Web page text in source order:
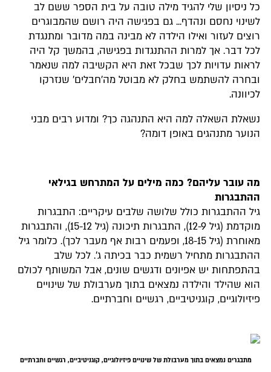
כל ניסיון שלי להגיד מילה טובה על בית הספר ששם לב
לשינוי נחסם ונהדף... גם בפגישה היה רושם שהמבוגרים
רוצים לעזור ואילו הילדה לא מבינה במה מדובר ומתנגדת
לכל דבר. אך למרות ההתנגדות בפגישה, בהמשך קל היה
לראות עדויות לכך שבכל זאת היא הקשיבה למה שנאמר
ובחרה להשתמש בחלק לא מבוטל מה'חבלים' שנזרקו
לכיוונה.
נשאלת השאלה למה היא התנהגה כך? ומדוע רבים מבני
הנוער מתנהגים באופן דומה?
מה עובר עליהם? כמה מילים על המתרחש בגילאי
ההתבגרות
גיל ההתבגרות כולל שלושה שלבים עיקריים: התבגרות
מוקדמת (גיל 12-9), התבגרות תיכונה (גיל 15-12), והתבגרות
מאוחרת (גיל 18-15, ופעמים רבות אף מעבר לכך). כלומר גיל
ההתבגרות מתחיל רשמית כבר בכיתה ג'. לכל שלב
בהתפתחות יש אפיונים ודגשים שונים, אבל המשותף לכולם
הוא שהילד והילדה נמצאים בתוך מערבולת של שינויים
פיזיולוגיים, קוגניטיביים, רגשיים וחברתיים.
מתבגרים נמצאים בתוך מערבולת של שינויים פיזיולוגיים, קוגניטיביים, רגשיים וחברתיים